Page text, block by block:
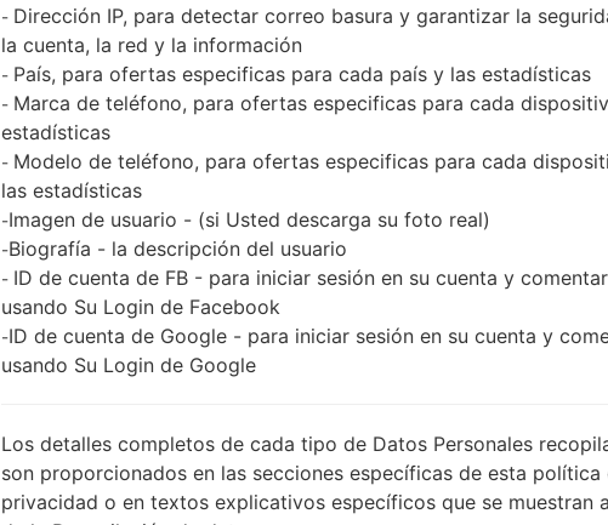
completo sobre cómo actualizar el firmware oficial
NOMBRE DE
ARCHIVO
SM-N986B_1_2021080608093
6_02u4o8o092_fac
EL TAMAÑO DEL
7.32 GiB
SISTEMA
OPERATIVO
Android R 11
CSC VERSIÓN
REGIÓN
DESCRIPCIÓN P TMN
- Dirección IP, para detectar correo basura y garantizar la
la cuenta, la red y la información
- País, para ofertas especificas para cada país y las estadísticas
- Marca de teléfono, para ofertas especificas para cada
estadísticas
- Modelo de teléfono, para ofertas especificas para cada
las estadísticas
-Imagen de usuario - (si Usted descarga su foto real)
-Biografía - la descripción del usuario
- ID de cuenta de FB - para iniciar sesión en su cuenta y comentar
usando Su Login de Facebook
-ID de cuenta de Google - para iniciar sesión en su cuenta y
usando Su Login de Google
Los detalles completos de cada tipo de Datos Personales
son proporcionados en las secciones específicas de esta política
privacidad o en textos explicativos específicos que se muestran